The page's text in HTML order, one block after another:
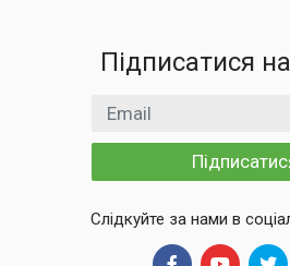
Підписатися
Email
Слідкуйте за нами в